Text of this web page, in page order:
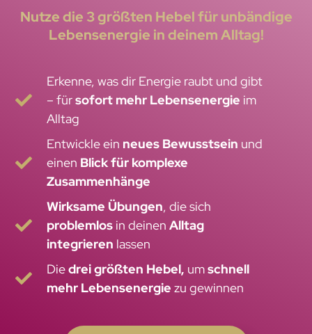
Nutze die 3 größten Hebel für unbändige
Lebensenergie in deinem Alltag!
Erkenne, was dir Energie raubt und gibt
– fürsofort mehr Lebensenergie im
Alltag
Entwickle ein neues Bewusstsein und
einen Blick für komplexe
Zusammenhänge
Wirksame Übungen, die sich
problemlos in deinenAlltag
integrieren lassen
Diedrei größten Hebel, umschnell
mehr Lebensenergie zu gewinnen